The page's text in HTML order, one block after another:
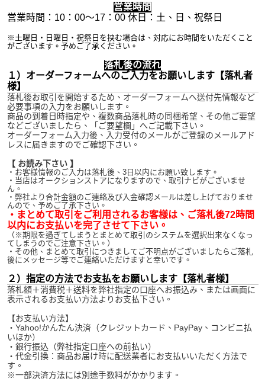
営業時間
営業時間：10：00～17：00 休日：土、日、祝祭日
※土曜日・日曜日・祝祭日を挟む場合は、対応にお時間をいただくこと
がございます。予めご了承ください。
落札後の流れ
１）オーダーフォームへのご入力をお願いします【落札者
様】
落札後お取引を開始するため、オーダーフォームへ送付先情報など
必要事項の入力をお願いします。
商品の到着日時指定や、複数商品落札時の同梱希望、その他ご要望
などございましたら、「ご要望欄」へご記載下さい。
オーダーフォーム入力後、入力受付のメールがご登録のメールアド
レスに届きますのでご確認下さい。
【 お読み下さい 】
・お客様情報のご入力は落札後、3日以内にお願い致します。
・当店はオークションストアになりますので、取引ナビがございませ
ん。
・弊社より合計金額のご連絡及び入金確認メールは差し上げておりませ
んので、予めご了承下さい。
・まとめて取引をご利用されるお客様は、ご落札後72時間
以内にお支払いを完了させて下さい。
（※期限を過ぎてしまうとまとめて取引のシステムを選択出来なくなっ
てしまうのでご注意下さい。）
・その他、まとめて取引につきましてご不明点がございましたらご落札
後にメッセージ等でご連絡いただけますと幸いです。
２）指定の方法でお支払をお願いします【落札者様】
落札額＋消費税＋送料を弊社指定の口座へお振込み、または画面に
表示されるお支払い方法よりお支払下さい。
【お支払い方法】
・Yahoo!かんたん決済（クレジットカード、PayPay、コンビニ払
いほか）
・銀行振込（弊社指定口座への前払い）
・代金引換：商品お届け時に配送業者にお支払いいただく方法で
す。
※一部決済方法には別途手数料がかかります。